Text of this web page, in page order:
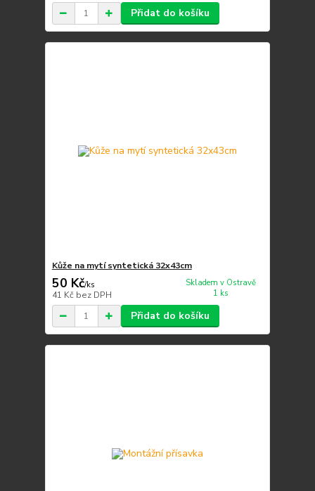
Přidat do košíku
Kůže na mytí syntetická 32x43cm
50 Kč/ks
41 Kč bez DPH
Skladem v Ostravě
1 ks
Přidat do košíku